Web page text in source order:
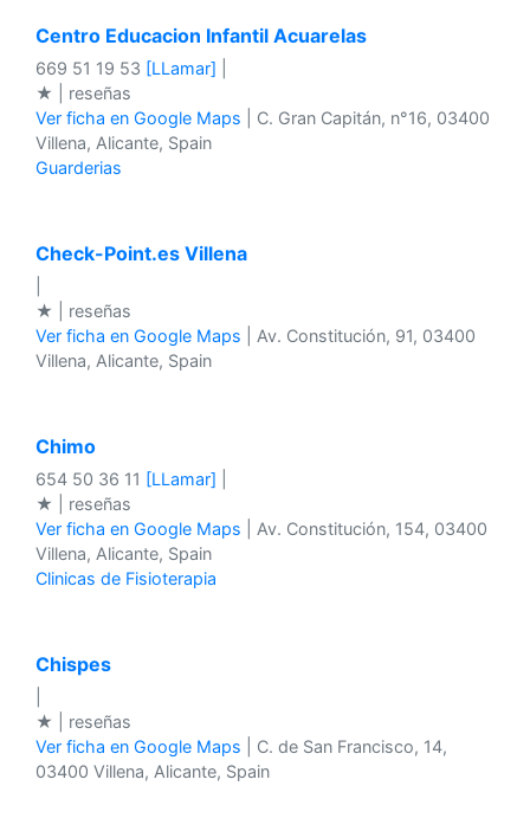
Centro Educacion Infantil Acuarelas
669 51 19 53 [LLamar]
★ | reseñas
Ver ficha en Google Maps | C. Gran Capitán, n°16, 03400
Villena, Alicante, Spain
Guarderias
Check-Point.es Villena
★ | reseñas
Ver ficha en Google Maps | Av. Constitución, 91, 03400
Villena, Alicante, Spain
Chimo
654 50 36 11 [LLamar]
★ | reseñas
Ver ficha en Google Maps | Av. Constitución, 154, 03400
Villena, Alicante, Spain
Clinicas de Fisioterapia
Chispes
★ | reseñas
Ver ficha en Google Maps | C. de San Francisco, 14,
03400 Villena, Alicante, Spain